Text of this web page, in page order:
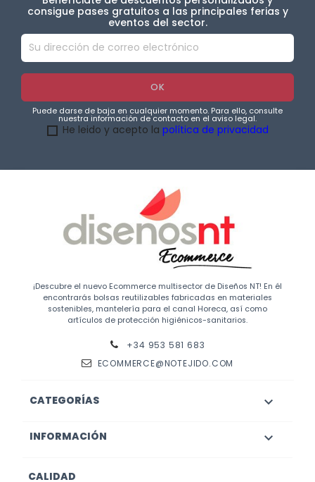
consigue pases gratuitos a las principales ferias y
eventos del sector.
Puede darse de baja en cualquier momento. Para ello, consulte
nuestra información de contacto en el aviso legal.
He leido y acepto la política de privacidad
¡Descubre el nuevo Ecommerce multisector de Diseños NT! En él
encontrarás bolsas reutilizables fabricadas en materiales
sostenibles, mantelería para el canal Horeca, así como
artículos de protección higiénicos-sanitarios.
+34 953 581 683
ECOMMERCE@NOTEJIDO.COM
CATEGORÍAS 
INFORMACIÓN 
CALIDAD